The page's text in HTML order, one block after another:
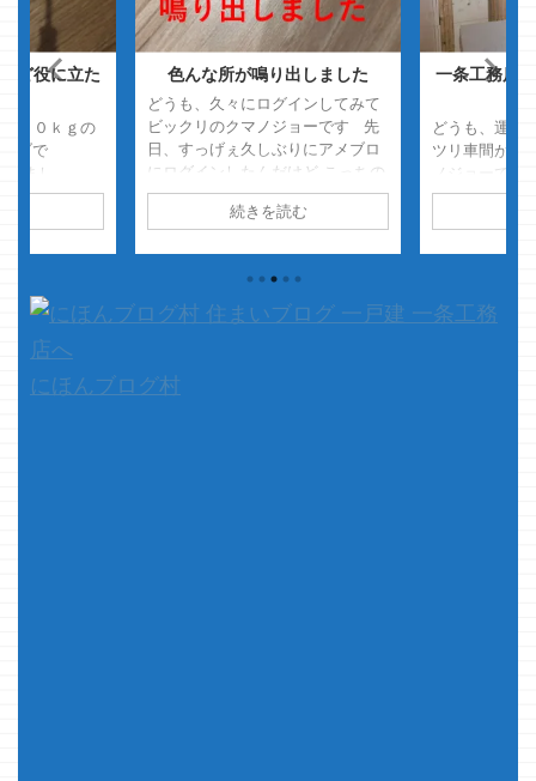
ど役に立た
１０ｋｇの
ブで
まし
題です 皆様
る ・丸のこ
早すぎてコ
んでもござ
り抜き便利
色んな所が鳴り出しました
どうも、久々にログインしてみて
ビックリのクマノジョーです 先
日、すっげぇ久しぶりにアメブロ
にログインしたんだけど こっちの
ブログに誘導するためのリンク記
事になぜか60件以上のイイネが入
たのに、何だ？このイイネの数は
ｗ またリンク記事書いたろうか
います 一条工務店と言えば全館床
暖 全館床暖と言えば一条工務
続きを読む
一条工務店
どうも、運転
ツリ車間があ
ノジョーです
の人次第だけ
記事↓ 一条工
にほんブログ村